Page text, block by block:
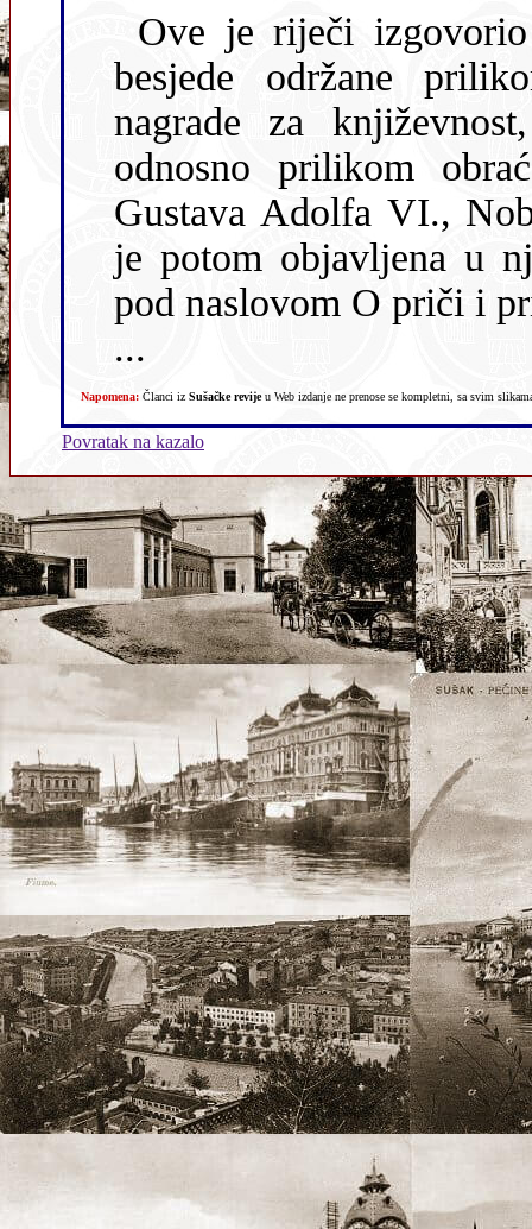
Ove je riječi
besjede održane
nagrade za
odnosno prilikom
Gustava Adolfa VI.,
je potom objavljena u
pod naslovom O priči i
...
Napomena: Članci iz Sušačke revijeu Web izdanje ne prenose se kompletni, sa svim
Povratak na kazalo